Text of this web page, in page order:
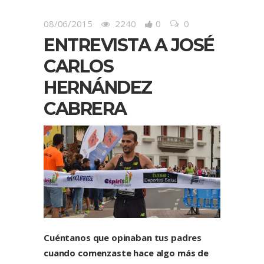
08/06/2015 2240 0 0
ENTREVISTA A JOSÉ
CARLOS
HERNÁNDEZ
CABRERA
Cuéntanos que opinaban tus padres
cuando comenzaste hace algo más de